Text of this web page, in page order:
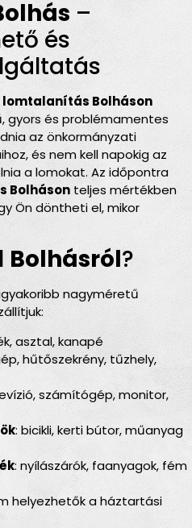
–
és
lomtalanítás Bolháson
gyors és problémamentes
az önkormányzati
és nem kell napokig az
a lomokat. Az időpontra
Bolháson teljes mértékben
Ön döntheti el, mikor
Bolhásról?
nagyméretű
asztal, kanapé
hűtőszekrény, tűzhely,
számítógép, monitor,
: bicikli, kerti bútor, műanyag
: nyílászárók, faanyagok, fém
helyezhetők a háztartási